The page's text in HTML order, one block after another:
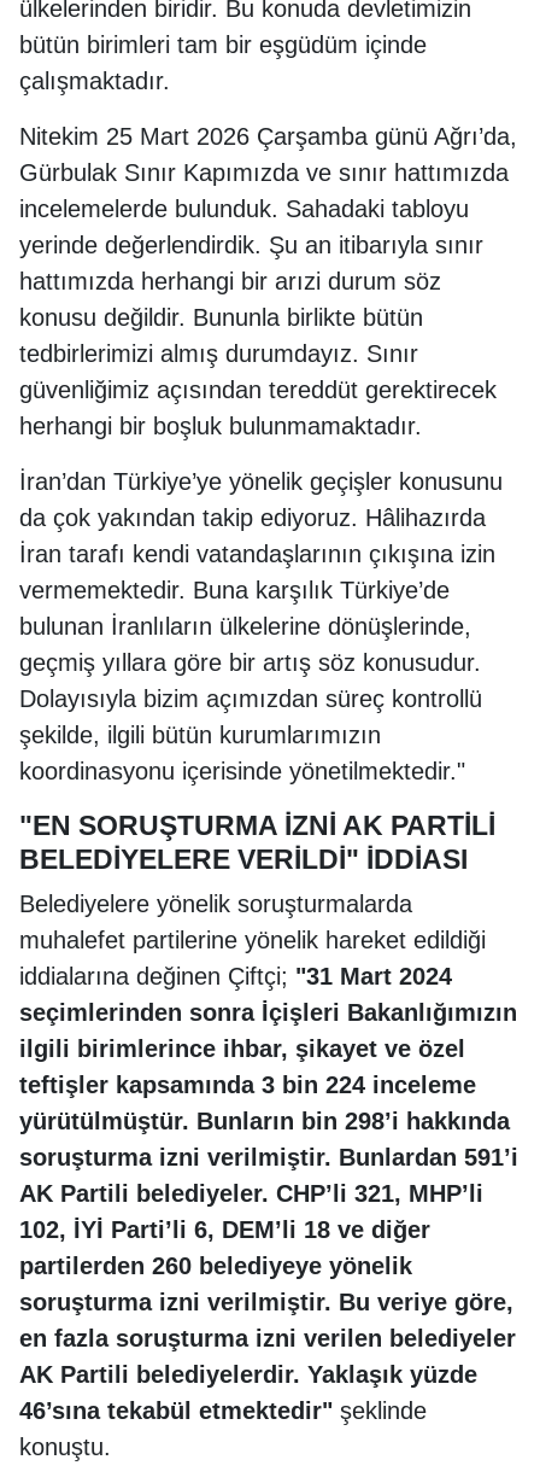
ülkelerinden biridir. Bu konuda devletimizin
bütün birimleri tam bir eşgüdüm içinde
çalışmaktadır.
Nitekim 25 Mart 2026 Çarşamba günü Ağrı’da,
Gürbulak Sınır Kapımızda ve sınır hattımızda
incelemelerde bulunduk. Sahadaki tabloyu
yerinde değerlendirdik. Şu an itibarıyla sınır
hattımızda herhangi bir arızi durum söz
konusu değildir. Bununla birlikte bütün
tedbirlerimizi almış durumdayız. Sınır
güvenliğimiz açısından tereddüt gerektirecek
herhangi bir boşluk bulunmamaktadır.
İran’dan Türkiye’ye yönelik geçişler konusunu
da çok yakından takip ediyoruz. Hâlihazırda
İran tarafı kendi vatandaşlarının çıkışına izin
vermemektedir. Buna karşılık Türkiye’de
bulunan İranlıların ülkelerine dönüşlerinde,
geçmiş yıllara göre bir artış söz konusudur.
Dolayısıyla bizim açımızdan süreç kontrollü
şekilde, ilgili bütün kurumlarımızın
koordinasyonu içerisinde yönetilmektedir."
"EN SORUŞTURMA İZNİ AK PARTİLİ
BELEDİYELERE VERİLDİ" İDDİASI
Belediyelere yönelik soruşturmalarda
muhalefet partilerine yönelik hareket edildiği
iddialarına değinen Çiftçi; "31 Mart 2024
seçimlerinden sonra İçişleri Bakanlığımızın
ilgili birimlerince ihbar, şikayet ve özel
teftişler kapsamında 3 bin 224 inceleme
yürütülmüştür. Bunların bin 298’i hakkında
soruşturma izni verilmiştir. Bunlardan 591’i
AK Partili belediyeler. CHP’li 321, MHP’li
102, İYİ Parti’li 6, DEM’li 18 ve diğer
partilerden 260 belediyeye yönelik
soruşturma izni verilmiştir. Bu veriye göre,
en fazla soruşturma izni verilen belediyeler
AK Partili belediyelerdir. Yaklaşık yüzde
46’sına tekabül etmektedir" şeklinde
konuştu.